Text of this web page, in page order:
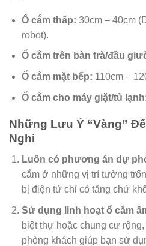
Ổ cắm thấp: 30cm – 40cm
robot).
Ổ cắm trên bàn trà/đầu
Ổ cắm mặt bếp: 110cm –
Ổ cắm cho máy giặt/tủ
Những Lưu Ý “Vàng”
Nghi
Luôn có phương án dự
cắm ở những vị trí tường
bị điện tử chỉ có tăng chứ
Sử dụng linh hoạt ổ cắm
biệt thự hoặc chung cư
phòng khách giúp bạn sử